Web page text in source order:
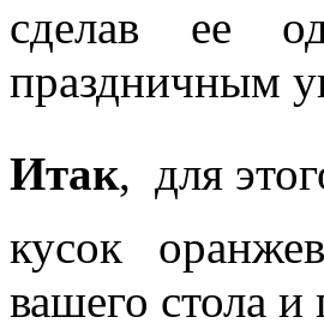
сделав ее
праздничным
Итак, для
кусок
вашего стола